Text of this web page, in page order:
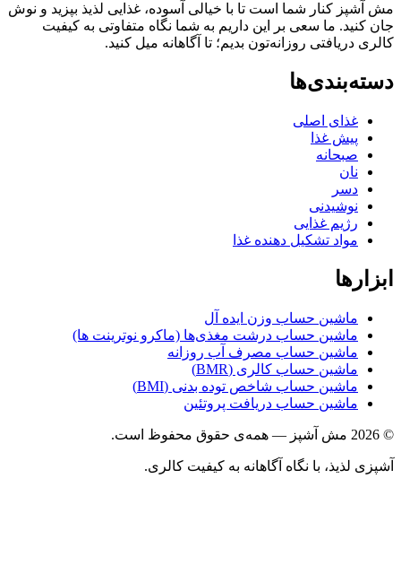
کنار شما است تا با خیالی آسوده، غذایی لذیذ بپزید و نوش
ما سعی بر این داریم به شما نگاه متفاوتی به کیفیت
روزانه‌تون بدیم؛ تا آگاهانه میل کنید.
غذای اصلی
پیش غذا
صبحانه
نوشیدنی
رژیم غذایی
مواد تشکیل دهنده غذا
ماشین حساب وزن ایده آل
ماشین حساب درشت مغذی‌ها (ماکرو نوترینت ها)
ماشین حساب مصرف آب روزانه
ماشین حساب کالری (BMR)
ماشین حساب شاخص توده بدنی (BMI)
ماشین حساب دریافت پروتئین
با نگاه آگاهانه به کیفیت کالری.